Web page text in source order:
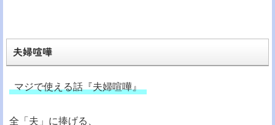
夫婦喧嘩
マジで使える話『夫婦喧嘩』
全「夫」に捧げる、